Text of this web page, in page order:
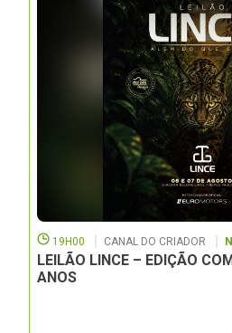
19H00 CANAL DO CRIADOR
LEILÃO LINCE – EDIÇÃO
ANOS